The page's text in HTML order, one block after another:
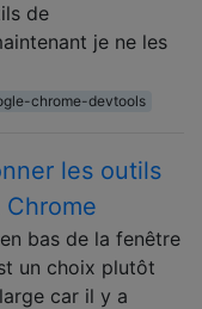
de
je ne les
chrome-devtools
les outils
bas de la fenêtre
un choix plutôt
car il y a